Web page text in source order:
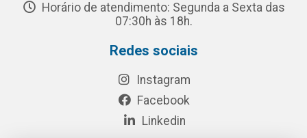
Horário de atendimento: Segunda a Sexta das
07:30h às 18h.
Redes sociais
Instagram
Facebook
Linkedin